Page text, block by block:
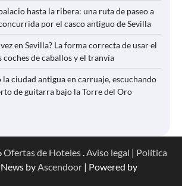
hasta la ribera: una ruta de paseo a
por el casco antiguo de Sevilla
en Sevilla? La forma correcta de usar el
coches de caballos y el tranvía
la ciudad antigua en carruaje, escuchando
de guitarra bajo la Torre del Oro
Ofertas de Hoteles Aviso legal | Política
by Ascendoor | Powered by